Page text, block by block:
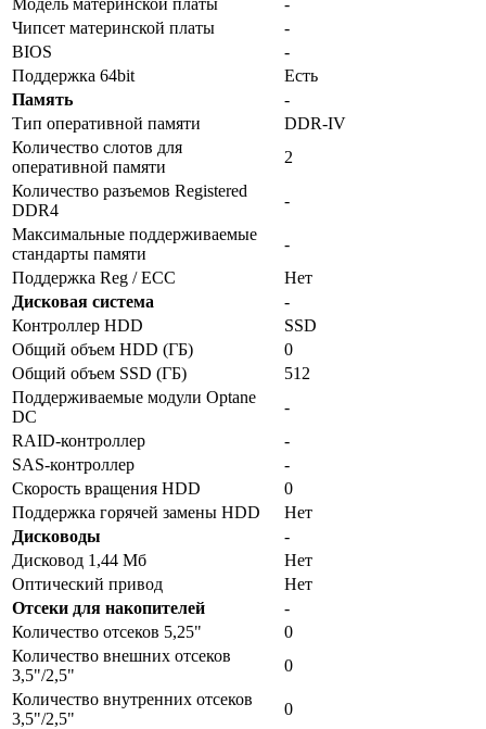
Чипсет материнской платы
-
BIOS
-
Поддержка 64bit
Есть
Память
-
Тип оперативной памяти
DDR-IV
Количество слотов для
оперативной памяти
2
Количество разъемов Registered
DDR4
-
Максимальные поддерживаемые
стандарты памяти
-
Поддержка Reg / ECC
Нет
Дисковая система
-
Контроллер HDD
SSD
Общий объем HDD (ГБ)
0
Общий объем SSD (ГБ)
512
Поддерживаемые модули Optane
DC
-
RAID-контроллер
-
SAS-контроллер
-
Скорость вращения HDD
0
Поддержка горячей замены HDD
Нет
Дисководы
-
Дисковод 1,44 Мб
Нет
Оптический привод
Нет
Отсеки для накопителей
-
Количество отсеков 5,25"
0
Количество внешних отсеков
3,5"/2,5"
0
Количество внутренних отсеков
3,5"/2,5"
0